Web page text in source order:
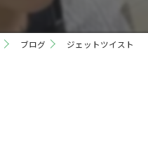
ブログ ジェットツイスト